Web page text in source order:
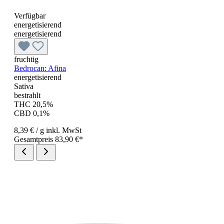
Verfügbar
energetisierend
energetisierend
fruchtig
Bedrocan: Afina
energetisierend
Sativa
bestrahlt
THC 20,5%
CBD 0,1%
8,39 € / g inkl. MwSt
Gesamtpreis 83,90 €*